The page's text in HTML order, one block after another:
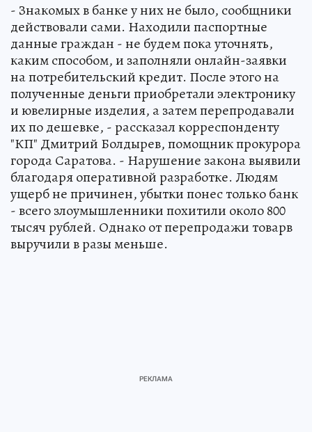
- Знакомых в банке у них не было, сообщники
действовали сами. Находили паспортные
данные граждан - не будем пока уточнять,
каким способом, и заполняли онлайн-заявки
на потребительский кредит. После этого на
полученные деньги приобретали электронику
и ювелирные изделия, а затем перепродавали
их по дешевке, - рассказал корреспонденту
"КП" Дмитрий Болдырев, помощник прокурора
города Саратова. - Нарушение закона выявили
благодаря оперативной разработке. Людям
ущерб не причинен, убытки понес только банк
- всего злоумышленники похитили около 800
тысяч рублей. Однако от перепродажи товарв
выручили в разы меньше.